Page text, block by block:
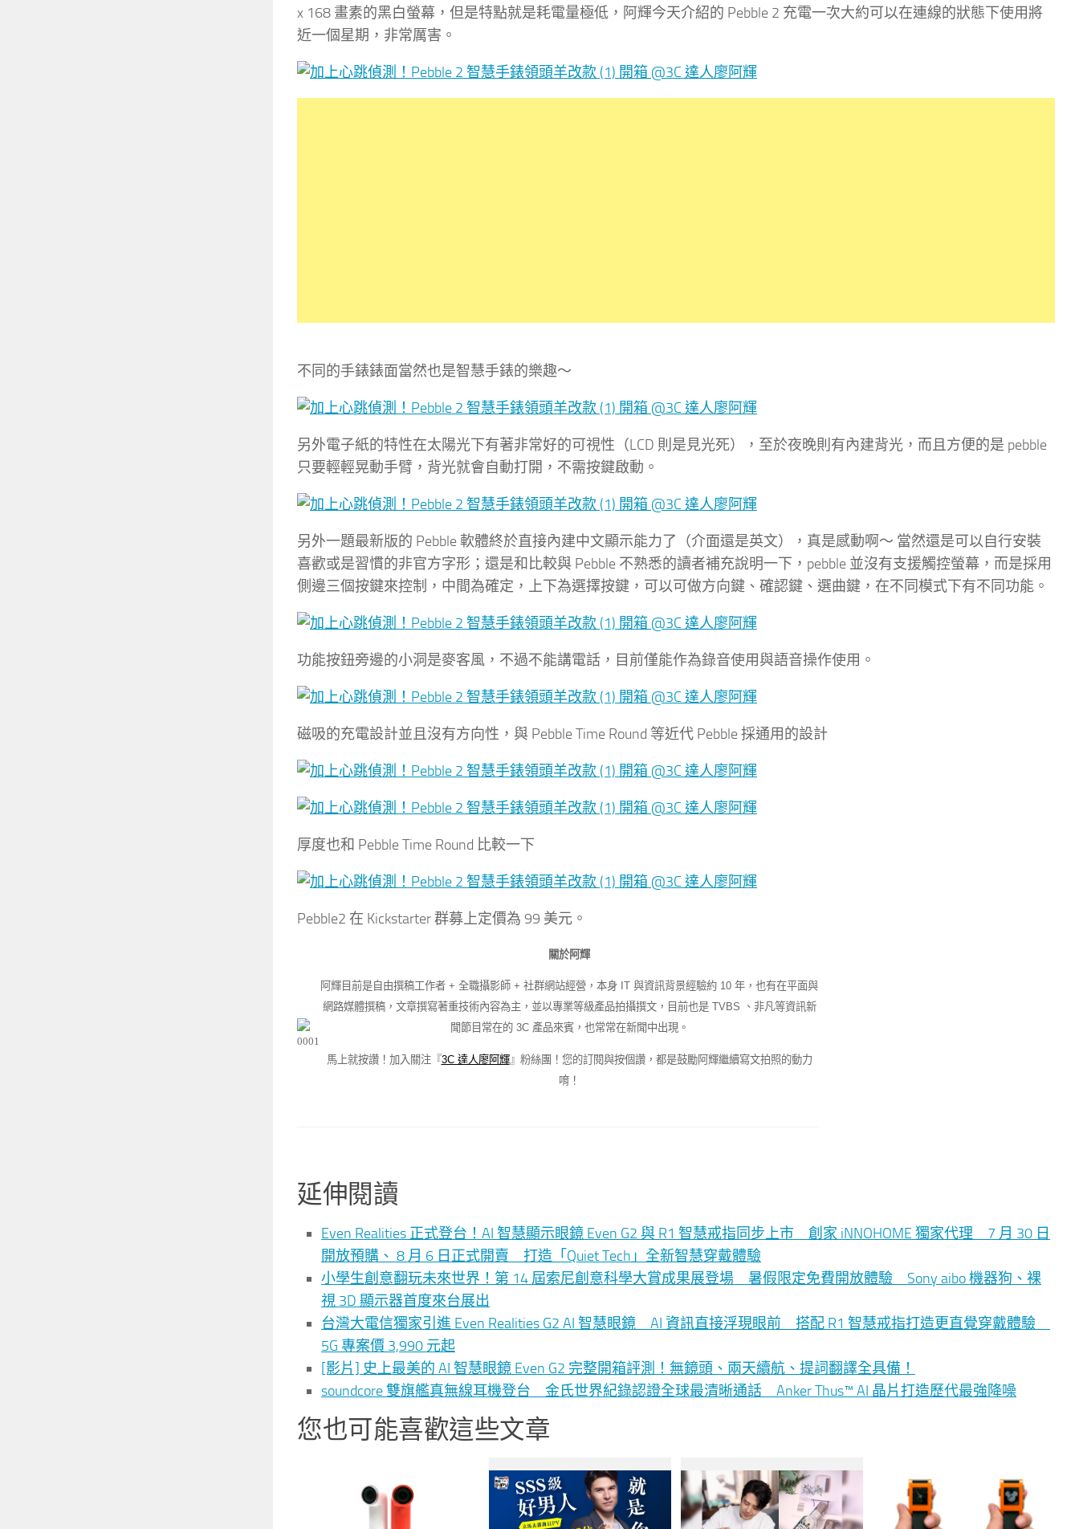
x 168 畫素的黑白螢幕，但是特點就是耗電量極低，阿輝今天介紹的 Pebble 2 充電一次大約可以在連線的狀態下使用將
近一個星期，非常厲害。
不同的手錶錶面當然也是智慧手錶的樂趣～
另外電子紙的特性在太陽光下有著非常好的可視性（LCD 則是見光死），至於夜晚則有內建背光，而且方便的是 pebble
只要輕輕晃動手臂，背光就會自動打開，不需按鍵啟動。
另外一題最新版的 Pebble 軟體終於直接內建中文顯示能力了（介面還是英文），真是感動啊～ 當然還是可以自行安裝
喜歡或是習慣的非官方字形；還是和比較與 Pebble 不熟悉的讀者補充說明一下，pebble 並沒有支援觸控螢幕，而是採用
側邊三個按鍵來控制，中間為確定，上下為選擇按鍵，可以可做方向鍵、確認鍵、選曲鍵，在不同模式下有不同功能。
功能按鈕旁邊的小洞是麥客風，不過不能講電話，目前僅能作為錄音使用與語音操作使用。
磁吸的充電設計並且沒有方向性，與 Pebble Time Round 等近代 Pebble 採通用的設計
厚度也和 Pebble Time Round 比較一下
Pebble2 在 Kickstarter 群募上定價為 99 美元。
關於阿輝
阿輝目前是自由撰稿工作者 + 全職攝影師 + 社群網站經營，本身 IT 與資訊背景經驗約 10 年，也有在平面與
網路媒體撰稿，文章撰寫著重技術內容為主，並以專業等級產品拍攝撰文，目前也是 TVBS 、非凡等資訊新
聞節目常在的 3C 產品來賓，也常常在新聞中出現。
馬上就按讚！加入關注『3C 達人廖阿輝』粉絲團！您的訂閱與按個讚，都是鼓勵阿輝繼續寫文拍照的動力
唷！
延伸閱讀
Even Realities 正式登台！AI 智慧顯示眼鏡 Even G2 與 R1 智慧戒指同步上市 創家 iNNOHOME 獨家代理 7 月 30 日
開放預購、 8 月 6 日正式開賣 打造「Quiet Tech」全新智慧穿戴體驗
小學生創意翻玩未來世界！第 14 屆索尼創意科學大賞成果展登場 暑假限定免費開放體驗 Sony aibo 機器狗、裸
視 3D 顯示器首度來台展出
台灣大電信獨家引進 Even Realities G2 AI 智慧眼鏡 AI 資訊直接浮現眼前 搭配 R1 智慧戒指打造更直覺穿戴體驗
5G 專案價 3,990 元起
[影片] 史上最美的 AI 智慧眼鏡 Even G2 完整開箱評測！無鏡頭、兩天續航、提詞翻譯全具備！
soundcore 雙旗艦真無線耳機登台 金氏世界紀錄認證全球最清晰通話 Anker Thus™ AI 晶片打造歷代最強降噪
您也可能喜歡這些文章